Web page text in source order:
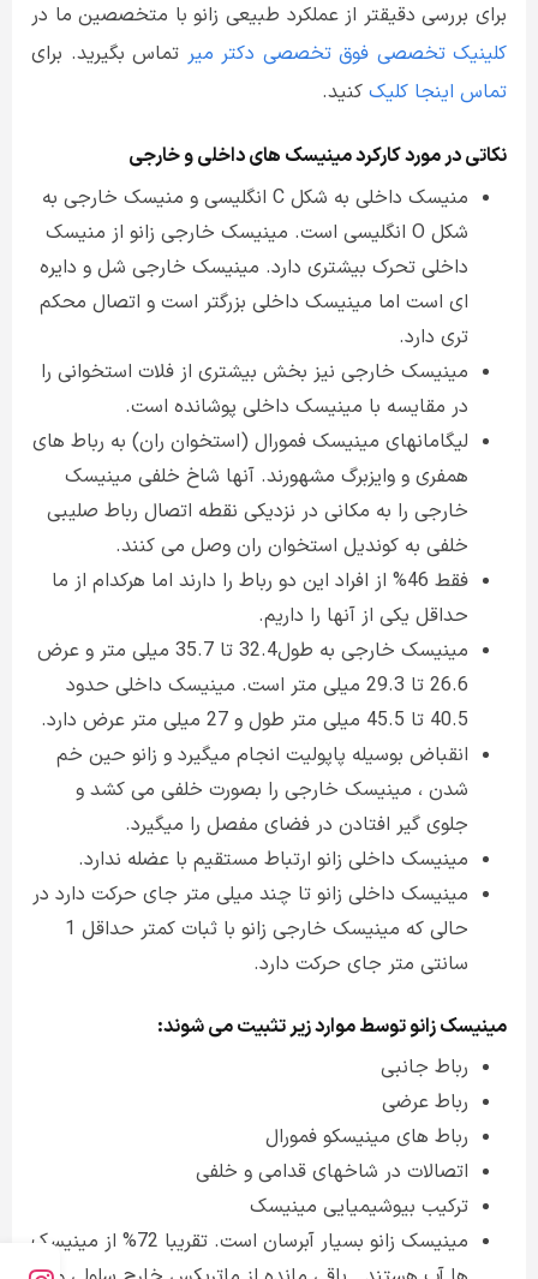
برای بررسی دقیقتر از عملکرد طبیعی زانو با متخصصین ما در
کلینیک تخصصی فوق تخصصی دکتر میر تماس بگیرید. برای
تماس اینجا کلیک کنید.
نکاتی در مورد کارکرد مینیسک های داخلی و خارجی
منیسک داخلی به شکل C انگلیسی و منیسک خارجی به
شکل O انگلیسی است. مینیسک خارجی زانو از منیسک
داخلی تحرک بیشتری دارد. مینیسک خارجی شل و دایره
ای است اما مینیسک داخلی بزرگتر است و اتصال محکم
تری دارد.
مینیسک خارجی نیز بخش بیشتری از فلات استخوانی را
در مقایسه با مینیسک داخلی پوشانده است.
لیگامانهای مینیسک فمورال (استخوان ران) به رباط های
همفری و وایزبرگ مشهورند. آنها شاخ خلفی مینیسک
خارجی را به مکانی در نزدیکی نقطه اتصال رباط صلیبی
خلفی به کوندیل استخوان ران وصل می کنند.
فقط 46% از افراد این دو رباط را دارند اما هرکدام از ما
حداقل یکی از آنها را داریم.
مینیسک خارجی به طول32.4 تا 35.7 میلی متر و عرض
26.6 تا 29.3 میلی متر است. مینیسک داخلی حدود
40.5 تا 45.5 میلی متر طول و 27 میلی متر عرض دارد.
انقباض بوسیله پاپولیت انجام میگیرد و زانو حین خم
شدن ، مینیسک خارجی را بصورت خلفی می کشد و
جلوی گیر افتادن در فضای مفصل را میگیرد.
مینیسک داخلی زانو ارتباط مستقیم با عضله ندارد.
مینیسک داخلی زانو تا چند میلی متر جای حرکت دارد در
حالی که مینیسک خارجی زانو با ثبات کمتر حداقل 1
سانتی متر جای حرکت دارد.
مینیسک زانو توسط موارد زیر تثبیت می شوند:
رباط جانبی
رباط عرضی
رباط های مینیسکو فمورال
اتصالات در شاخهای قدامی و خلفی
ترکیب بیوشیمیایی مینیسک
مینیسک زانو بسیار آبرسان است. تقریبا 72% از مینیسک